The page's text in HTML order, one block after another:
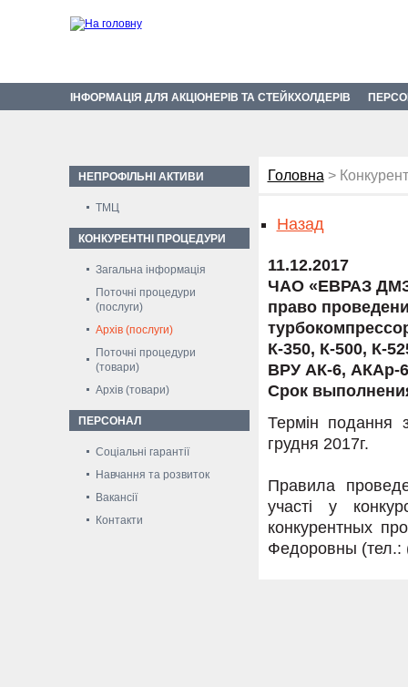
ІНФОРМАЦІЯ ДЛЯ АКЦІОНЕРІВ ТА СТЕЙКХОЛДЕРІВ
НЕПРОФІЛЬНІ АКТИВИ
ТМЦ
КОНКУРЕНТНІ ПРОЦЕДУРИ
Загальна інформація
Поточні процедури
(послуги)
Архів (послуги)
Поточні процедури
(товари)
Архів (товари)
ПЕРСОНАЛ
Соціальні гарантії
Навчання та розвиток
Вакансії
Контакти
Головна >
Назад
11.12.2017
ЧАО «ЕВРАЗ
право
К-350, К-500, К-
ВРУ АК-6, АКАр-
Срок
Термін подання
грудня 2017г.
Правила
участі у
конкурентных
Федоровны (тел.: